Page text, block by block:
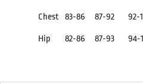
Chest 83-86 87-92 92-
Hip 82-86 87-93 94-